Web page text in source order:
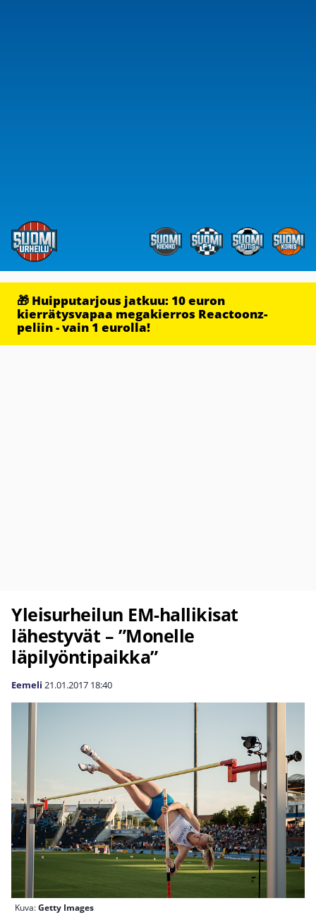
🎁 Huipputarjous jatkuu: 10 euron
kierrätysvapaa megakierros Reactoonz-
peliin - vain 1 eurolla!
Yleisurheilun EM-hallikisat
lähestyvät – ”Monelle
läpilyöntipaikka”
Eemeli 21.01.2017 18:40
Kuva:Getty Images